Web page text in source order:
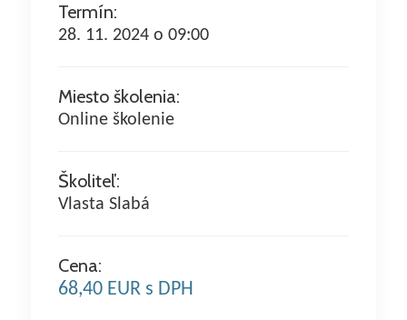
Termín:
28. 11. 2024 o 09:00
Miesto školenia:
Online školenie
Školiteľ:
Vlasta Slabá
Cena:
68,40 EUR s DPH